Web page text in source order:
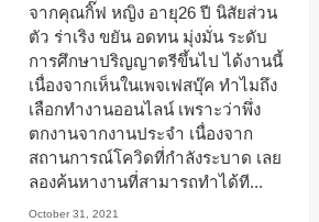
จากคุณกิ๊ฟ หญิง อายุ26 ปี นิสัยส่วน
ตัว ร่าเริง ขยัน อดทน มุ่งมั่น ระดับ
การศึกษาปริญญาตรีขึ้นไป ได้งานนี้
เนื่องจากเห็นในเพจเฟสบุ๊ค ทำไมถึง
เลือกทำงานออนไลน์ เพราะว่าพึ่ง
ตกงานจากงานประจำ เนื่องจาก
สถานการณ์โควิดที่กำลังระบาด เลย
ลองค้นหางานที่สามารถทำได้ที...
October 31, 2021